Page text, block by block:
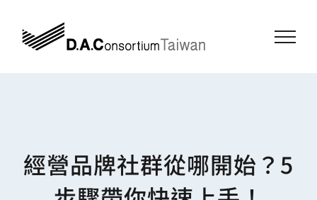
content
經營品牌社群從哪開始？5